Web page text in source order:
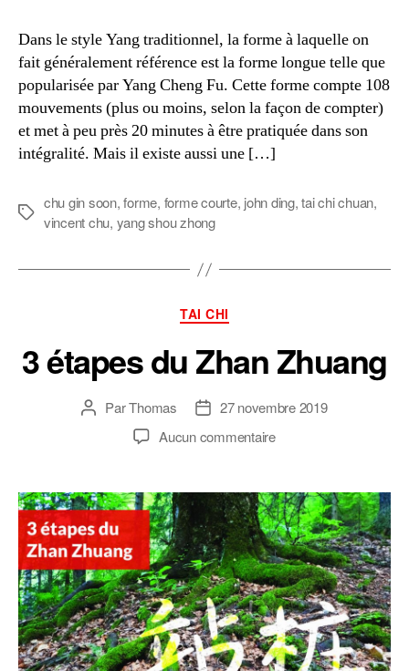
Dans le style Yang traditionnel, la forme à laquelle on
fait généralement référence est la forme longue telle que
popularisée par Yang Cheng Fu. Cette forme compte 108
mouvements (plus ou moins, selon la façon de compter)
et met à peu près 20 minutes à être pratiquée dans son
intégralité. Mais il existe aussi une […]
Étiquettes
chu gin soon,forme, forme courte, john ding,tai chi chuan,
vincent chu, yang shou zhong
Catégories
TAI CHI
3 étapes du Zhan Zhuang
Auteur
ParThomas
Date
l’article
27 novembre 2019
Aucun commentairesur
du
Zhan
Zhuang